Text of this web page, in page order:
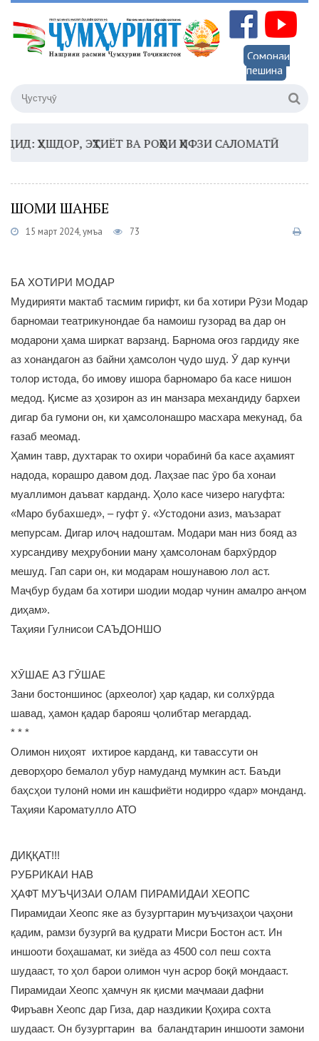
Сомонаи
пешина
ЭҲТИЁТ ВА РОҲҲОИ ҲИФЗИ САЛОМАТӢ16:35 –
ШОМИ ШАНБЕ
15 март 2024, Ҷумъа 73
БА ХОТИРИ МОДАР
Мудирияти мактаб тасмим гирифт, ки ба хотири Рӯзи Модар
барномаи театрикунондае ба намоиш гузорад ва дар он
модарони ҳама ширкат варзанд. Барнома оғоз гардиду яке
аз хонандагон аз байни ҳамсолон ҷудо шуд. Ӯ дар кунҷи
толор истода, бо имову ишора барномаро ба касе нишон
медод. Қисме аз ҳозирон аз ин манзара механдиду бархеи
дигар ба гумони он, ки ҳамсолонашро масхара мекунад, ба
ғазаб меомад.
Ҳамин тавр, духтарак то охири чорабинӣ ба касе аҳамият
надода, корашро давом дод. Лаҳзае пас ӯро ба хонаи
муаллимон даъват карданд. Ҳоло касе чизеро нагуфта:
«Маро бубахшед», – гуфт ӯ. «Устодони азиз, маъзарат
мепурсам. Дигар илоҷ надоштам. Модари ман низ бояд аз
хурсандиву меҳрубонии ману ҳамсолонам бархӯрдор
мешуд. Гап сари он, ки модарам ношунавою лол аст.
Маҷбур будам ба хотири шодии модар чунин амалро анҷом
диҳам».
Таҳияи Гулнисои САЪДОНШО
ХӮШАЕ АЗ ГӮШАЕ
Зани бостоншинос (археолог) ҳар қадар, ки солхӯрда
шавад, ҳамон қадар барояш ҷолибтар мегардад.
* * *
Олимон ниҳоят ихтирое карданд, ки тавассути он
деворҳоро бемалол убур намуданд мумкин аст. Баъди
баҳсҳои тулонӣ номи ин кашфиёти нодирро «дар» монданд.
Таҳияи Кароматулло АТО
ДИҚҚАТ!!!
РУБРИКАИ НАВ
ҲАФТ МУЪҶИЗАИ ОЛАМ ПИРАМИДАИ ХЕОПС
Пирамидаи Хеопс яке аз бузургтарин муъҷизаҳои ҷаҳони
қадим, рамзи бузургӣ ва қудрати Мисри Бостон аст. Ин
иншооти боҳашамат, ки зиёда аз 4500 сол пеш сохта
шудааст, то ҳол барои олимон чун асрор боқӣ мондааст.
Пирамидаи Хеопс ҳамчун як қисми маҷмааи дафни
Фиръавн Хеопс дар Гиза, дар наздикии Қоҳира сохта
шудааст. Он бузургтарин ва баландтарин иншооти замони